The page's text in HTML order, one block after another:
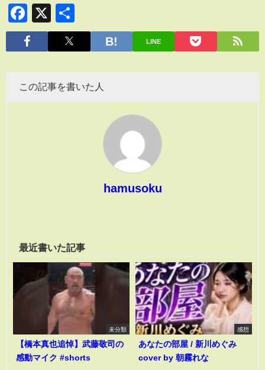
Facebook
X
有
LINE
この記事を書いた人
hamusoku
最近書いた記事
未分類
【橋本真也追悼】武藤敬司の
感動マイク #shorts
感想
あなたの部屋 / 新川めぐみ
cover by 朝霧れな